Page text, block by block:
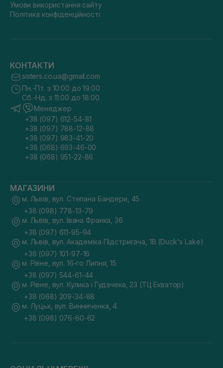
Умови використання сайту
Політика конфіденційності
КОНТАКТИ
sisters.co.ua@gmail.com
Пн.-Пт. з 10:00 до 19:00
Сб.-Нд. з 11:00 до 18:00
Менеджер
+38 (097) 612-54-81
+38 (097) 788-12-88
+38 (097) 983-41-20
+38 (068) 693-46-00
+38 (068) 951-22-86
МАГАЗИНИ
м. Львів, вул. Степана Бандери, 45
+38 (098) 778-13-79
м. Львів, вул. Івана Франка, 36
+38 (097) 611-95-94
м. Львів, вул. Академіка Підстригача, 1В (Duck's Lake)
+38 (097) 101-97-16
м. Рівне, вул. 16-го Липня, 15
+38 (097) 544-61-44
м. Рівне, вул. Кулика і Гудачека, 23 (ТЦ Екватор)
+38 (068) 209-34-88
м. Луцьк, вул. Винниченка, 4
+38 (098) 076-60-62